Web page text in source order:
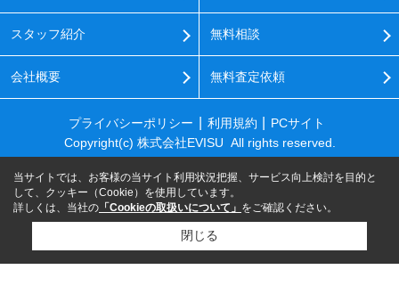
スタッフ紹介
会社概要
無料相談
無料査定依頼
プライバシーポリシー 利用規約
PCサイト
Copyright(c) 株式会社EVISU All rights reserved.
当サイトでは、お客様の当サイト利用状況把握、サービス向上検討を目的と
して、クッキー（Cookie）を使用しています。
詳しくは、当社の 「Cookieの取扱いについて」 をご確認ください。
閉じる